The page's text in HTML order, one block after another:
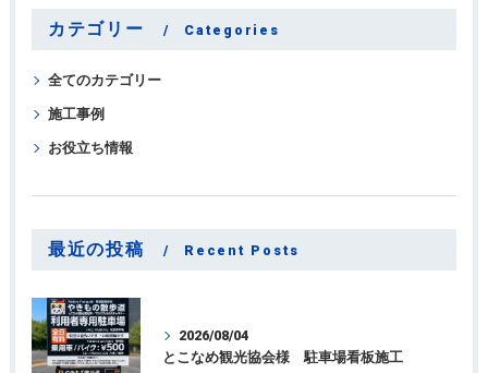
カテゴリー Categories
全てのカテゴリー
施工事例
お役立ち情報
最近の投稿 Recent Posts
2026/08/04
とこなめ観光協会様 駐車場看板施工